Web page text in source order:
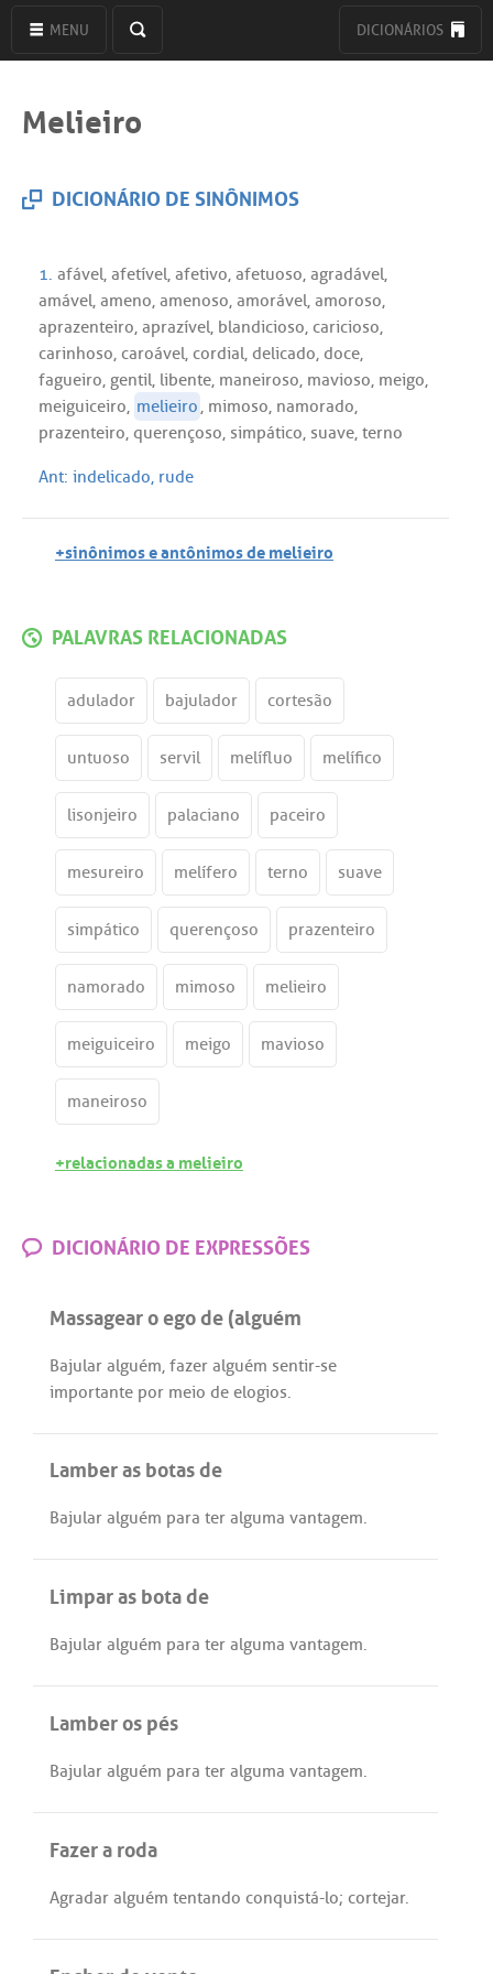
MENU DICIONÁRIOS
Melieiro
DICIONÁRIO DE SINÔNIMOS
1. afável, afetível, afetivo, afetuoso, agradável,
amável, ameno, amenoso, amorável, amoroso,
aprazenteiro, aprazível, blandicioso, caricioso,
carinhoso, caroável, cordial, delicado, doce,
fagueiro, gentil, libente, maneiroso, mavioso, meigo,
meiguiceiro, melieiro, mimoso, namorado,
prazenteiro, querençoso, simpático, suave, terno
Ant: indelicado, rude
+sinônimos e antônimos de melieiro
PALAVRAS RELACIONADAS
adulador bajulador cortesão
untuoso servil melífluo melífico
lisonjeiro palaciano paceiro
mesureiro melífero terno suave
simpático querençoso prazenteiro
namorado mimoso melieiro
meiguiceiro meigo mavioso
maneiroso
+relacionadas a melieiro
DICIONÁRIO DE EXPRESSÕES
Massagear o ego de (alguém
Bajular alguém, fazer alguém sentir-se
importante por meio de elogios.
Lamber as botas de
Bajular alguém para ter alguma vantagem.
Limpar as bota de
Bajular alguém para ter alguma vantagem.
Lamber os pés
Bajular alguém para ter alguma vantagem.
Fazer a roda
Agradar alguém tentando conquistá-lo; cortejar.